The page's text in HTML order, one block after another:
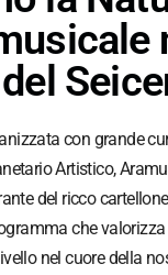
con grande
Artistico,
del ricco
che
nel cuore della